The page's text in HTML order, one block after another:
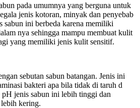
pada umumnya yang berguna untuk
jenis kotoran, minyak dan penyebab
sabun ini berbeda karena memiliki
nya sehingga mampu membuat kulit
yang memiliki jenis kulit sensitif.
sebutan sabun batangan. Jenis ini
bakteri apa bila tidak di taruh d
jenis sabun ini lebih tinggi dan
kering.